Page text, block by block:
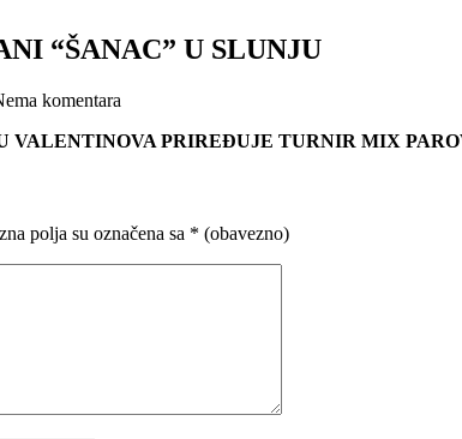
“ŠANAC” U SLUNJU
komentara
VALENTINOVA PRIREĐUJE TURNIR MIX
polja su označena sa * (obavezno)